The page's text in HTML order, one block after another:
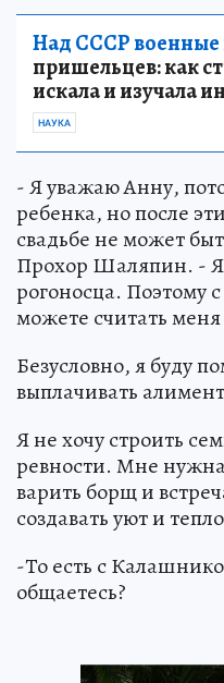
Над СССР военные
пришельцев: как
искала и изучала
НАУКА
- Я уважаю Анну,
ребенка, но после
свадьбе не может
Прохор Шаляпин. - Я
рогоносца. Поэтому
можете считать
Безусловно, я буду
выплачивать
Я не хочу строить
ревности. Мне
варить борщ и
создавать уют и
-То есть с
общаетесь?